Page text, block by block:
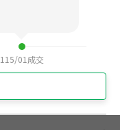
115/01 成交